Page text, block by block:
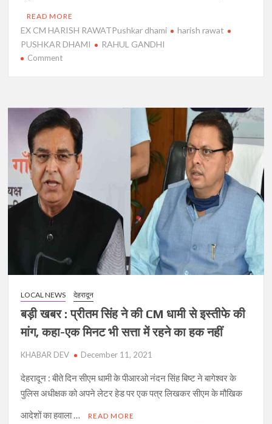
READ MORE
EX CM HARISH RAWATPushkar dhami
harish rawat
PUSHKAR DHAMI
RAHUL GANDHI
Commenton
पर
ट्रैंड
कर
रहा
‘राहुल
भैजी
आला’,
जानिए
पोस्टर
LOCAL NEWS देहरादून
बड़ी खबर : प्रीतम सिंह ने की CM धामी से इस्तीफे की
मांग, कहा-एक मिनट भी सत्ता में रहने का हक नहीं
KHABAR DEV December 11, 2021
देहरादून : बीते दिन सीएम धामी के पीआरओ नंदन सिंह बिष्ट ने बागेश्वर के
पुलिस अधीक्षक को अपने लेटर हेड पर एक पत्र लिखकर सीएम के मौखिक
आदेशों का हवाला …
READ MORE